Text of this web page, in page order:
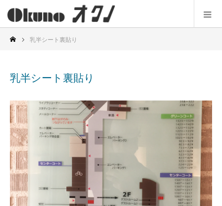
乳半シート裏貼り
乳半シート裏貼り